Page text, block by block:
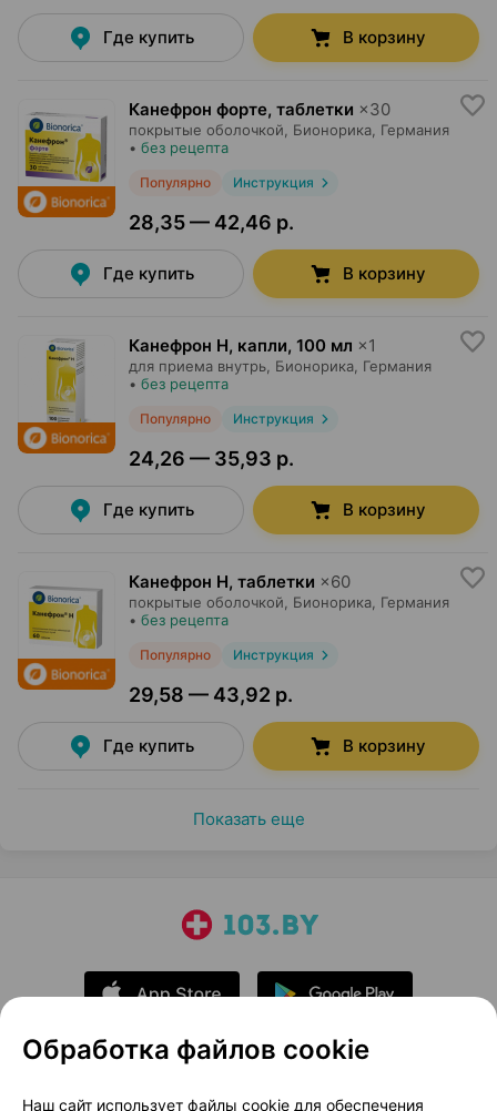
Где купить В корзину
Канефрон форте, таблетки ×30
покрытые оболочкой, Бионорика, Германия
• без рецепта
Популярно Инструкция
28,35 — 42,46 р.
Где купить В корзину
Канефрон Н, капли, 100 мл ×1
для приема внутрь, Бионорика, Германия
• без рецепта
Популярно Инструкция
24,26 — 35,93 р.
Где купить В корзину
Канефрон Н, таблетки ×60
покрытые оболочкой, Бионорика, Германия
• без рецепта
Популярно Инструкция
29,58 — 43,92 р.
Где купить В корзину
Показать еще
О проекте Новости проекта
Обработка файлов cookie
Наш сайт использует файлы cookie для обеспечения